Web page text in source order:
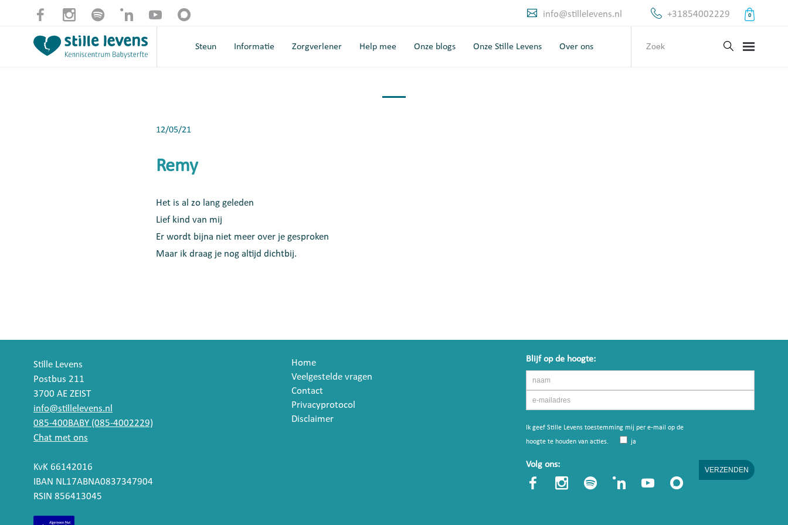
info@stillelevens.nl +31854002229 0
Steun Informatie Zorgverlener Help mee Onze blogs Onze Stille Levens Over ons
12/05/21
Remy
Het is al zo lang geleden
Lief kind van mij
Er wordt bijna niet meer over je gesproken
Maar ik draag je nog altijd dichtbij.
Stille Levens
Postbus 211
3700 AE ZEIST
info@stillelevens.nl
085-400BABY (085-4002229)
Chat met ons
KvK 66142016
IBAN NL17ABNA0837347904
RSIN 856413045
Home
Veelgestelde vragen
Contact
Privacyprotocol
Disclaimer
Blijf op de hoogte:
Ik geef Stille Levens toestemming mij per e-mail op de
hoogte te houden van acties.
ja
Volg ons: